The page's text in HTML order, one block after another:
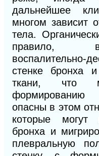
дальнейшее
многом зависит
тела.
правило,
воспалительно-
стенке бронха
ткани, что
формированию
опасны в этом
которые могут
бронха и
плевральную